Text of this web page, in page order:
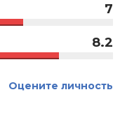
7
8.2
Оцените личность